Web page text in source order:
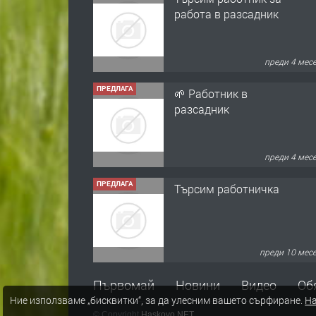
работа в разсадник
преди 4
ПРЕДЛАГА
🌱 Работник в
разсадник
преди 4
ПРЕДЛАГА Търсим работничка
преди 10
ПРЕДЛАГА
Продава употребявани
чисти и запазени
Първомай Новини Видео
Ние използваме „бисквитки“, за да улесним вашето сърфиране.